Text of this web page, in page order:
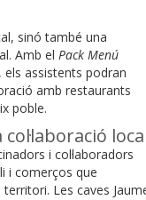
sinó també una
Amb el Pack Menú
els assistents podran
amb restaurants
poble.
i col·laboradors
i comerços que
Les caves